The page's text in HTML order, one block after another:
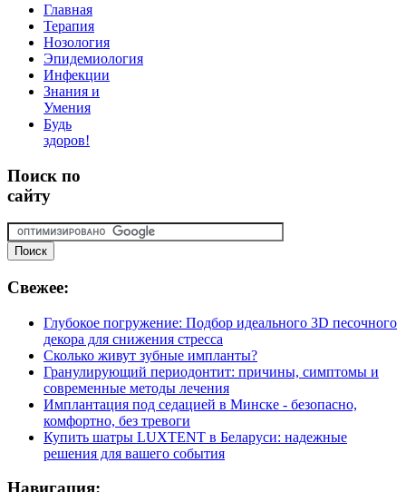
Главная
Терапия
Нозология
Эпидемиология
Инфекции
Знания и
Умения
Будь
здоров!
Поиск по
сайту
Свежее:
Глубокое погружение: Подбор идеального 3D песочного
декора для снижения стресса
Сколько живут зубные импланты?
Гранулирующий периодонтит: причины, симптомы и
современные методы лечения
Имплантация под седацией в Минске - безопасно,
комфортно, без тревоги
Купить шатры LUXTENT в Беларуси: надежные
решения для вашего события